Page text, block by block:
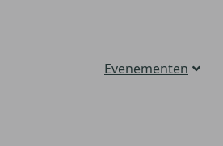
Evenementen